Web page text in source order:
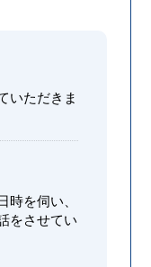
いただきま
時を伺い、
をさせてい